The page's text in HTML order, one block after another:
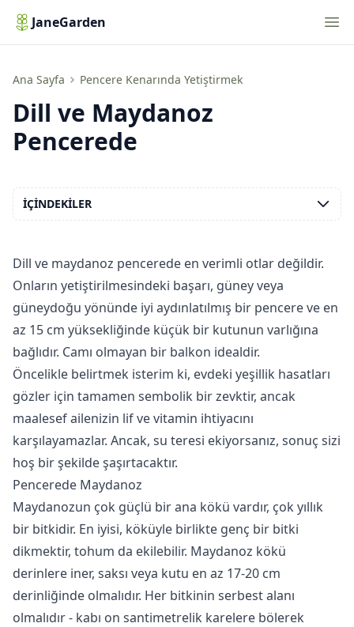
JaneGarden
Ana Sayfa Pencere Kenarında Yetiştirmek
Dill ve Maydanoz Pencerede
Dill ve Maydanoz
Pencerede
Dill ve maydanoz pencerede en verimli otlar değildir.
Onların yetiştirilmesindeki başarı, güney veya
güneydoğu yönünde iyi aydınlatılmış bir pencere ve en
az 15 cm yüksekliğinde küçük bir kutunun varlığına
bağlıdır. Camı olmayan bir balkon idealdir.
Öncelikle belirtmek isterim ki, evdeki yeşillik hasatları
gözler için tamamen sembolik bir zevktir, ancak
maalesef ailenizin lif ve vitamin ihtiyacını
karşılayamazlar. Ancak, su teresi ekiyorsanız, sonuç sizi
hoş bir şekilde şaşırtacaktır.
Pencerede Maydanoz
Maydanozun çok güçlü bir ana kökü vardır, çok yıllık
bir bitkidir. En iyisi, köküyle birlikte genç bir bitki
dikmektir, tohum da ekilebilir. Maydanoz kökü
derinlere iner, saksı veya kutu en az 17-20 cm
derinliğinde olmalıdır. Her bitkinin serbest alanı
olmalıdır - kabı on santimetrelik karelere bölerek
İÇINDEKILER